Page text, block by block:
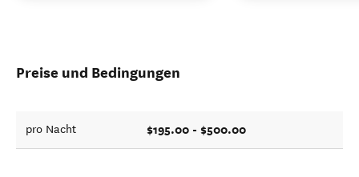
Preise und Bedingungen
pro Nacht $195.00 - $500.00